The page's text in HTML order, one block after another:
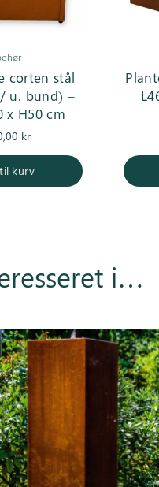
corten stål
u. bund) –
x H50 cm
kr.
kurv
i…